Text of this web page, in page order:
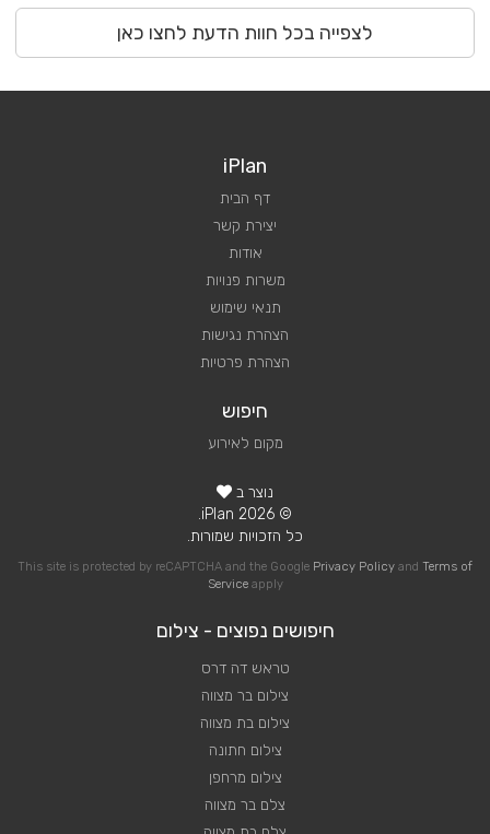
לצפייה בכל חוות הדעת לחצו כאן
iPlan
דף הבית
יצירת קשר
אודות
משרות פנויות
תנאי שימוש
הצהרת נגישות
הצהרת פרטיות
חיפוש
מקום לאירוע
נוצר ב
© 2026 iPlan.
כל הזכויות שמורות.
This site is protected by reCAPTCHA and the Google Privacy Policy and Terms of
Serviceapply
חיפושים נפוצים - צילום
טראש דה דרס
צילום בר מצווה
צילום בת מצווה
צילום חתונה
צילום מרחפן
צלם בר מצווה